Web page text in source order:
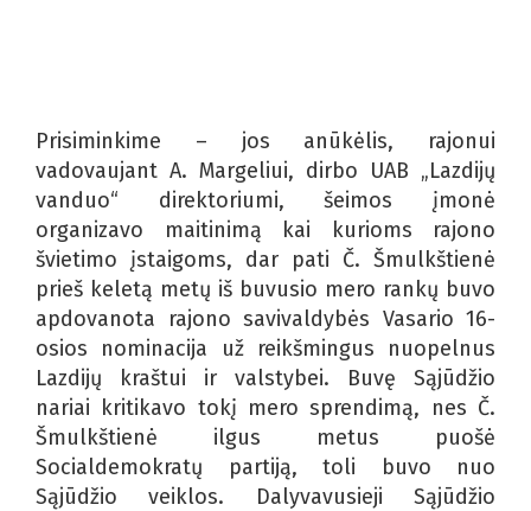
Prisiminkime – jos anūkėlis, rajonui
vadovaujant A. Margeliui, dirbo UAB „Lazdijų
vanduo“ direktoriumi, šeimos įmonė
organizavo maitinimą kai kurioms rajono
švietimo įstaigoms, dar pati Č. Šmulkštienė
prieš keletą metų iš buvusio mero rankų buvo
apdovanota rajono savivaldybės Vasario 16-
osios nominacija už reikšmingus nuopelnus
Lazdijų kraštui ir valstybei. Buvę Sąjūdžio
nariai kritikavo tokį mero sprendimą, nes Č.
Šmulkštienė ilgus metus puošė
Socialdemokratų partiją, toli buvo nuo
Sąjūdžio veiklos. Dalyvavusieji Sąjūdžio